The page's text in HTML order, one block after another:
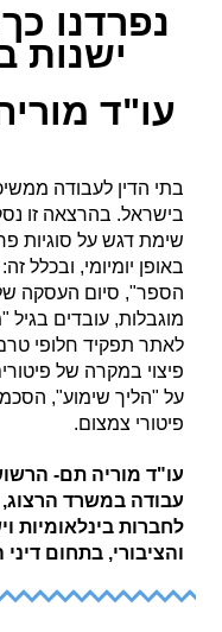
נפרדנו
ישנות
עו"ד
בתי הדין לעבודה
בישראל. בהרצאה זו
שימת דגש על סוגיות
באופן יומיומי, ובכלל
הספר", סיום העסקה של
מוגבלות, עובדים בגיל
לאתר תפקיד חלופי
פיצוי במקרה של
על "הליך שימוע",
פיטורי צמצום.
עו"ד מוריה תם-
עבודה במשרד
לחברות בינלאומיות
והציבורי, בתחום